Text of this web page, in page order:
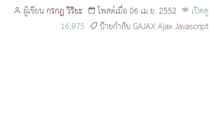
ผู้เขียนกรกฎ วิริยะ โพสต์เมื่อ 06 เม.ย. 2552
เปิดดู
16,975
ป้ายกำกับGAJAXAjaxJavascript